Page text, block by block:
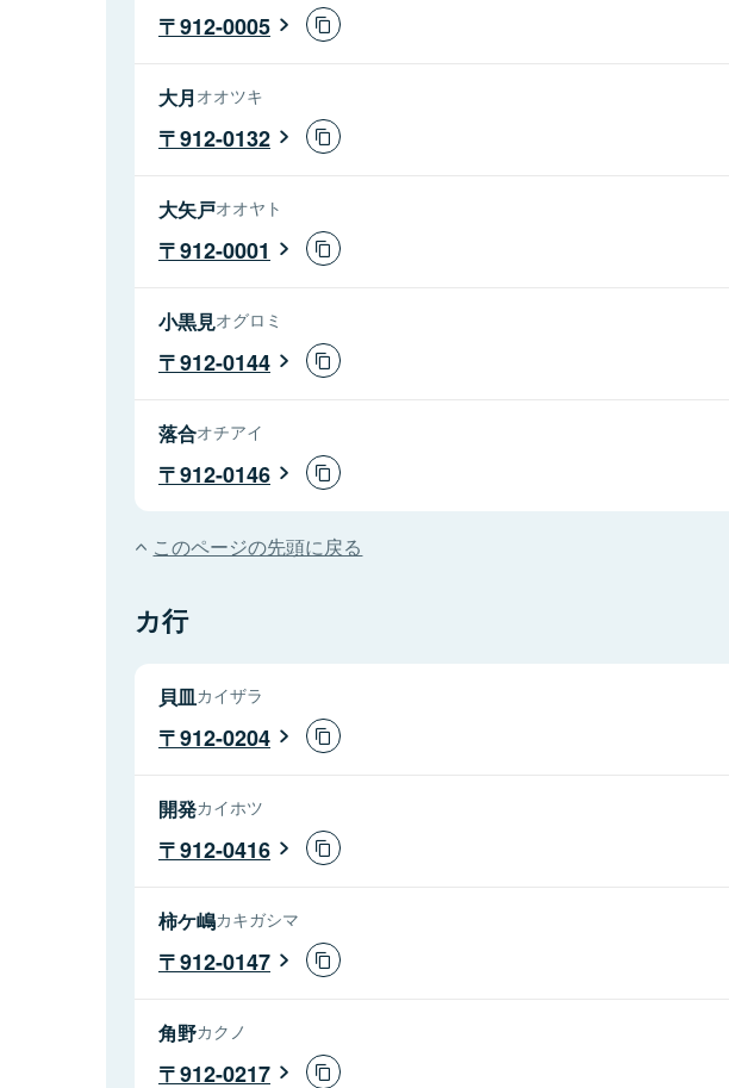
912-0005
大月 オオツキ
912-0132
大矢戸オオヤト
912-0001
小黒見オグロミ
912-0144
落合オチアイ
912-0146
このページの先頭に戻る
カ行
貝皿カイザラ
912-0204
開発カイホツ
912-0416
柿ケ嶋カキガシマ
912-0147
角野カクノ
912-0217